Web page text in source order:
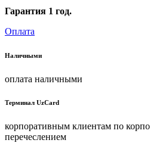
Гарантия 1 год.
Оплата
Наличными
оплата наличными
Терминал UzCard
корпоративным клиентам по
перечеслением